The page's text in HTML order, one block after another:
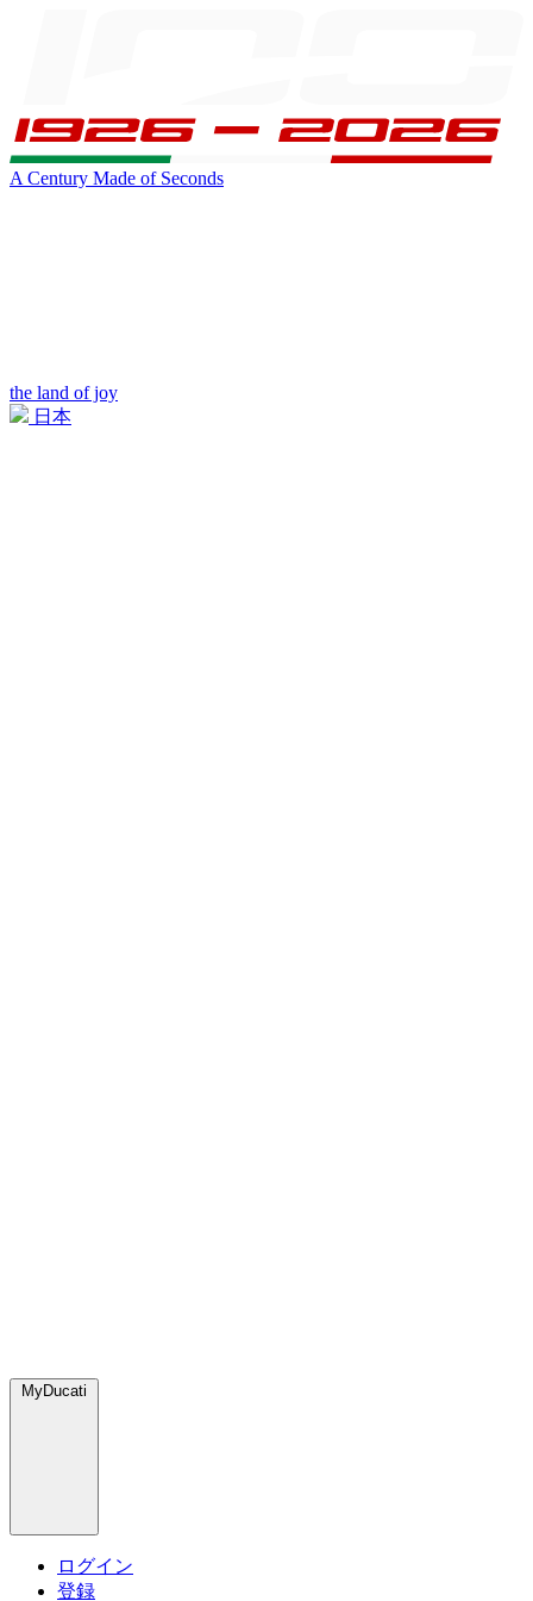
A Century Made of Seconds
the land of joy
日本
MyDucati
ログイン
登録